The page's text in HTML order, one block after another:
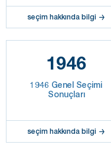
seçim hakkında bilgi
1946
1946 Genel Seçimi
Sonuçları
seçim hakkında bilgi